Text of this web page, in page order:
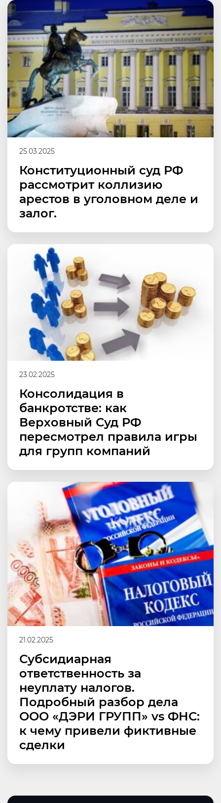
25.03.2025
Конституционный суд РФ
рассмотрит коллизию
арестов в уголовном деле и
залог.
23.02.2025
Консолидация в
банкротстве: как
Верховный Суд РФ
пересмотрел правила игры
для групп компаний
21.02.2025
Субсидиарная
ответственность за
неуплату налогов.
Подробный разбор дела
ООО «ДЭРИ ГРУПП» vs ФНС:
к чему привели фиктивные
сделки